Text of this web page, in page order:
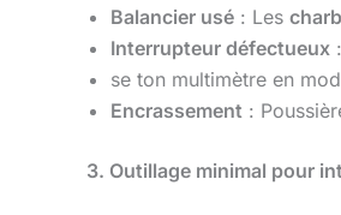
Balancier usé : Les
Interrupteur défectueux
se ton multimètre en
Encrassement :
3. Outillage minimal pour